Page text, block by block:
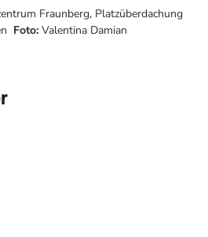
Fraunberg, Platzüberdachung
Foto: Valentina Damian